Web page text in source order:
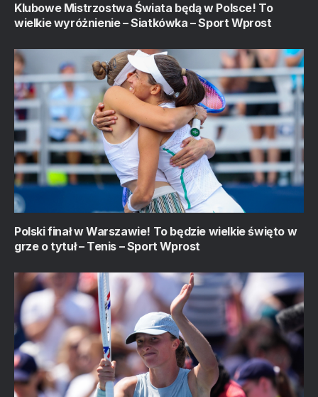
Klubowe Mistrzostwa Świata będą w Polsce! To
wielkie wyróżnienie – Siatkówka – Sport Wprost
Polski finał w Warszawie! To będzie wielkie święto w
grze o tytuł – Tenis – Sport Wprost